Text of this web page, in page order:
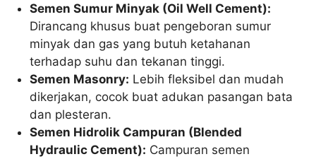
Semen Sumur Minyak (Oil Well Cement):
Dirancang khusus buat pengeboran sumur
minyak dan gas yang butuh ketahanan
terhadap suhu dan tekanan tinggi.
Semen Masonry: Lebih fleksibel dan mudah
dikerjakan, cocok buat adukan pasangan bata
dan plesteran.
Semen Hidrolik Campuran (Blended
Hydraulic Cement): Campuran semen